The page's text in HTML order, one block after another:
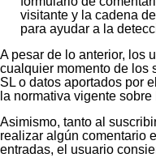
visitante y la cadena
para ayudar a la
A pesar de lo anterior, los
cualquier momento de los
SL o datos aportados por
la normativa vigente
Asimismo, tanto al
realizar algún comentario
entradas, el usuario